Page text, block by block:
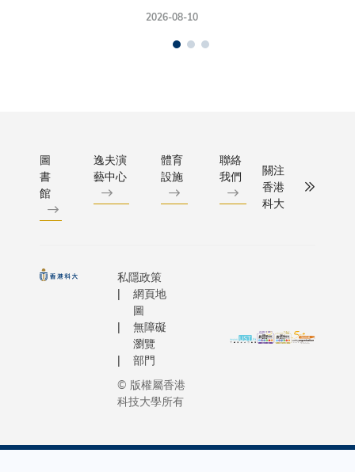
2026-08-10
圖
書
館
逸夫演
藝中心
體育
設施
聯絡
我們
關注
香港
科大
私隱政策
網頁地
圖
無障礙
瀏覽
部門
© 版權屬香港
科技大學所有